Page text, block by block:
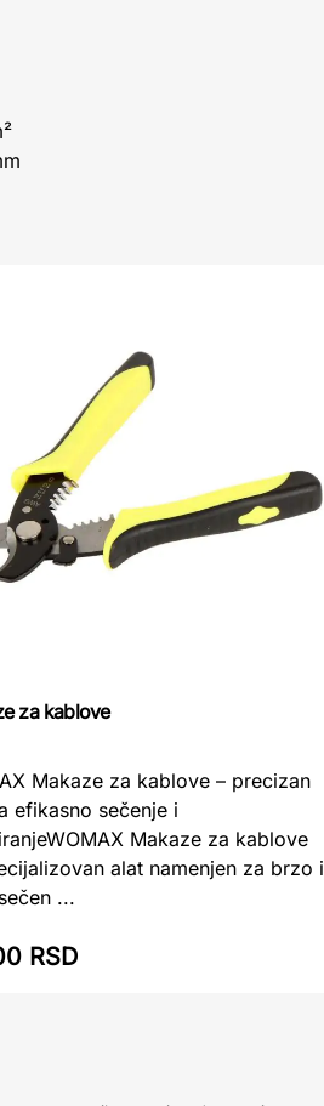
za kablove
Makaze za kablove – precizan
efikasno sečenje i
Makaze za kablove
alat namenjen za brzo i
...
RSD